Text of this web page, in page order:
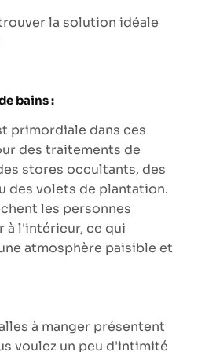
la solution idéale
bains :
primordiale dans ces
des traitements de
stores occultants, des
des volets de plantation.
les personnes
à l'intérieur, ce qui
atmosphère paisible et
à manger présentent
voulez un peu d'intimité